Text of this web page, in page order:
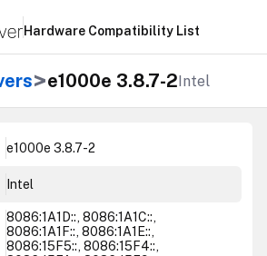
Hardware Compatibility List
>e1000e 3.8.7-2Intel
e1000e 3.8.7-2
Intel
8086:1A1D::, 8086:1A1C::,
8086:1A1F::, 8086:1A1E::,
8086:15F5::, 8086:15F4::,